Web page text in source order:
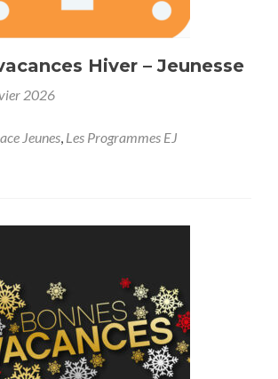
Hiver – Jeunesse
2026
Jeunes, Les Programmes EJ